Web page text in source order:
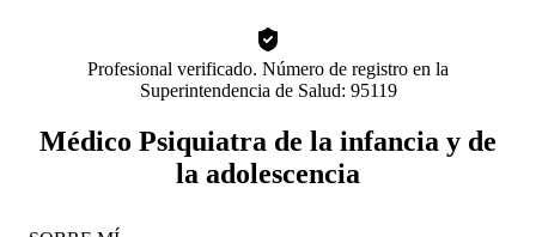
Profesional verificado. Número de registro en la
Superintendencia de Salud: 95119
Médico Psiquiatra de la infancia y de
la adolescencia